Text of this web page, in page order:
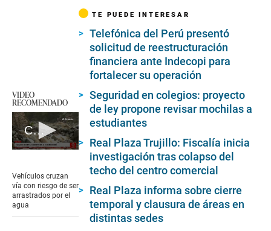
VIDEO
RECOMENDADO
Carretera que conecta Huarochirí es cortada por huaico
of
8
minutes,
52
seconds
Vehículos cruzan
vía con riesgo de ser
arrastrados por el
agua
TE PUEDE INTERESAR
Telefónica del Perú presentó
solicitud de reestructuración
financiera ante Indecopi para
fortalecer su operación
Seguridad en colegios: proyecto
de ley propone revisar mochilas a
estudiantes
Real Plaza Trujillo: Fiscalía inicia
investigación tras colapso del
techo del centro comercial
Real Plaza informa sobre cierre
temporal y clausura de áreas en
distintas sedes